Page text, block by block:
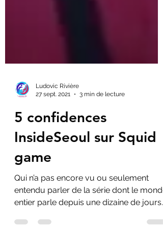
Ludovic Rivière
27 sept. 2021
3 min de lecture
5 confidences
InsideSeoul sur Squid
game
entendu parler de la série dont le monde